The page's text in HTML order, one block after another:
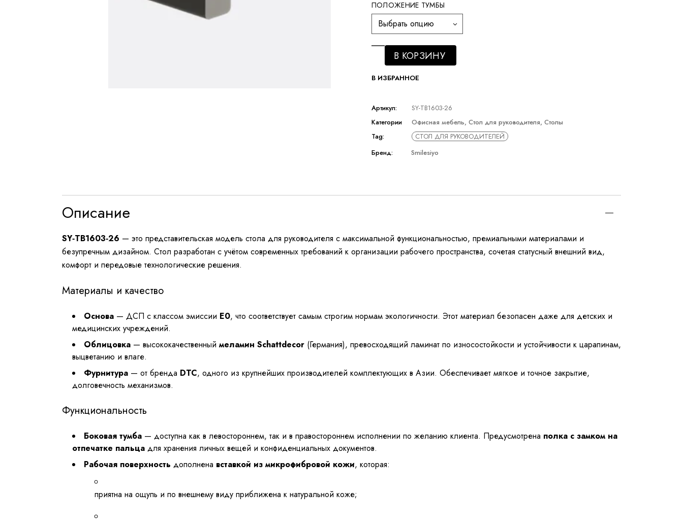
ПОЛОЖЕНИЕ ТУМБЫ
Выбрать опцию
В КОРЗИНУ
В ИЗБРАННОЕ
Артикул:
SY-TB1603-26
Категории
Офисная мебель, Стол для руководителя, Столы
Tag:
СТОЛ ДЛЯ РУКОВОДИТЕЛЕЙ
Бренд:
Smilesiyo
Описание
SY‑TB1603‑26 — это представительская модель стола для руководителя с максимальной функциональностью, премиальными материалами и
безупречным дизайном. Стол разработан с учётом современных требований к организации рабочего пространства, сочетая статусный внешний вид,
комфорт и передовые технологические решения.
Материалы и качество
Основа — ДСП с классом эмиссии E0, что соответствует самым строгим нормам экологичности. Этот материал безопасен даже для детских и
медицинских учреждений.
Облицовка — высококачественный меламин Schattdecor (Германия), превосходящий ламинат по износостойкости и устойчивости к царапинам,
выцветанию и влаге.
Фурнитура — от бренда DTC, одного из крупнейших производителей комплектующих в Азии. Обеспечивает мягкое и точное закрытие,
долговечность механизмов.
Функциональность
Боковая тумба — доступна как в левостороннем, так и в правостороннем исполнении по желанию клиента. Предусмотрена полка с замком на
отпечатке пальца для хранения личных вещей и конфиденциальных документов.
Рабочая поверхность дополнена вставкой из микрофибровой кожи, которая:
приятна на ощупь и по внешнему виду приближена к натуральной коже;